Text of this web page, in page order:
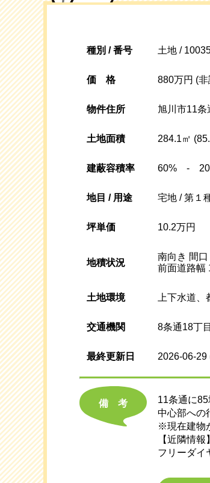
種別 / 番号 土地 /
価格 880万円 (
物件住所 旭川市11条
土地面積 284.1㎡
建蔽容積率 60% -
地目 / 用途 宅地 / 第１
坪単価 10.2万円
地積状況
南向き 間
前面道路幅
土地環境
上下水道
交通機関
8条通18丁
最終更新日 2026-06-29
備考
11条通に
中心部への
※現在建物
【近隣情
フリーダ